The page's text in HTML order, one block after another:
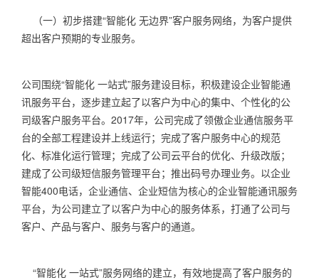
（一）初步搭建“智能化 无边界”客户服务网络，为客户提供
超出客户预期的专业服务。
公司围绕“智能化 一站式”服务建设目标，积极建设企业智能通
讯服务平台，逐步建立起了以客户为中心的集中、个性化的公
司级客户服务平台。 2017年，公司完成了领傲企业通信服务平
台的全部工程建设并上线运行；完成了客户服务中心的规范
化、标准化运行管理；完成了公司云平台的优化、升级改版；
建成了公司级短信服务管理平台；推出码号办理业务。以企业
智能400电话，企业通信、企业短信为核心的企业智能通讯服务
平台，为公司建立了以客户为中心的服务体系，打通了公司与
客户、产品与客户、服务与客户的通道。
“智能化 一站式”服务网络的建立，有效地提高了客户服务的